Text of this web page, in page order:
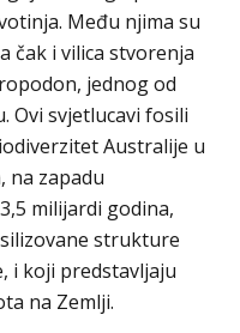
Među njima su
čak i vilica stvorenja
jednog od
Ovi svjetlucavi fosili
Australije u
na zapadu
milijardi godina,
strukture
i koji predstavljaju
na Zemlji.